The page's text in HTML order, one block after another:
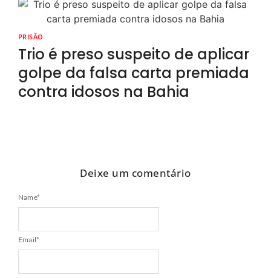
PRISÃO
Trio é preso suspeito de aplicar
golpe da falsa carta premiada
contra idosos na Bahia
Deixe um comentário
Name*
Email*